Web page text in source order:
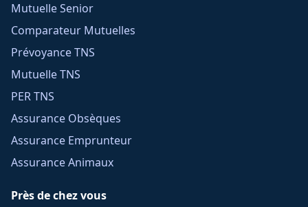
Mutuelle Senior
Comparateur Mutuelles
Prévoyance TNS
Mutuelle TNS
PER TNS
Assurance Obsèques
Assurance Emprunteur
Assurance Animaux
Près de chez vous